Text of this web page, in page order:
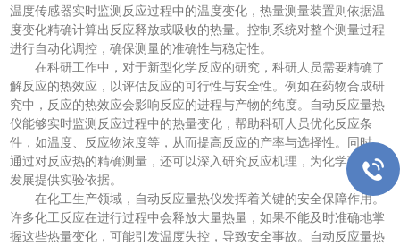
温度传感器实时监测反应过程中的温度变化，热量测量装置则依据温
度变化精确计算出反应释放或吸收的热量。控制系统对整个测量过程
进行自动化调控，确保测量的准确性与稳定性。
在科研工作中，对于新型化学反应的研究，科研人员需要精确了
解反应的热效应，以评估反应的可行性与安全性。例如在药物合成研
究中，反应的热效应会影响反应的进程与产物的纯度。自动反应量热
仪能够实时监测反应过程中的热量变化，帮助科研人员优化反应条
件，如温度、反应物浓度等，从而提高反应的产率与选择性。同时，
通过对反应热的精确测量，还可以深入研究反应机理，为化学理论的
发展提供实验依据。
在化工生产领域，自动反应量热仪发挥着关键的安全保障作用。
许多化工反应在进行过程中会释放大量热量，如果不能及时准确地掌
握这些热量变化，可能引发温度失控，导致安全事故。自动反应量热